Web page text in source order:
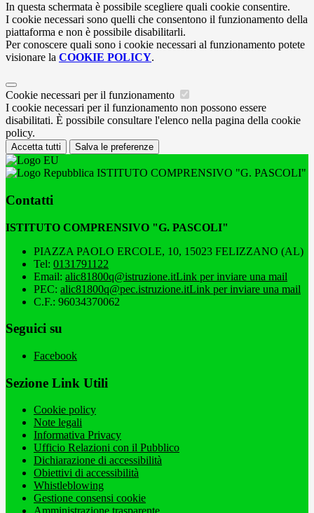
In questa schermata è possibile scegliere quali cookie consentire.
I cookie necessari sono quelli che consentono il funzionamento della
piattaforma e non è possibile disabilitarli.
Per conoscere quali sono i cookie necessari al funzionamento potete
visionare la COOKIE POLICY.
Cookie necessari per il funzionamento
I cookie necessari per il funzionamento non possono essere
disabilitati. È possibile consultare l'elenco nella pagina della cookie
policy.
Accetta tutti Salva le preferenze
ISTITUTO COMPRENSIVO "G. PASCOLI"
Contatti
ISTITUTO COMPRENSIVO "G. PASCOLI"
PIAZZA PAOLO ERCOLE, 10, 15023 FELIZZANO (AL)
Tel: 0131791122
Email: alic81800q@istruzione.itLink per inviare una mail
PEC: alic81800q@pec.istruzione.itLink per inviare una mail
C.F.: 96034370062
Seguici su
Facebook
Sezione Link Utili
Cookie policy
Note legali
Informativa Privacy
Ufficio Relazioni con il Pubblico
Dichiarazione di accessibilità
Obiettivi di accessibilità
Whistleblowing
Gestione consensi cookie